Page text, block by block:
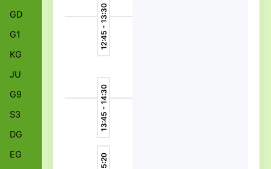
GD
G1
KG
JU
G9
S3
DG
EG
12:45 - 13:30
13:45 - 14:30